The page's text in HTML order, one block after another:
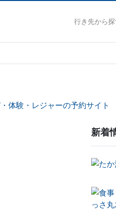
行き先から探
体験・レジャーの予約サイト
新着